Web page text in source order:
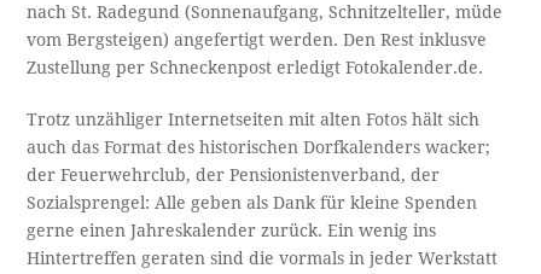
nach St. Radegund (Sonnenaufgang, Schnitzelteller, müde
vom Bergsteigen) angefertigt werden. Den Rest inklusve
Zustellung per Schneckenpost erledigt Fotokalender.de.
Trotz unzähliger Internetseiten mit alten Fotos hält sich
auch das Format des historischen Dorfkalenders wacker;
der Feuerwehrclub, der Pensionistenverband, der
Sozialsprengel: Alle geben als Dank für kleine Spenden
gerne einen Jahreskalender zurück. Ein wenig ins
Hintertreffen geraten sind die vormals in jeder Werkstatt